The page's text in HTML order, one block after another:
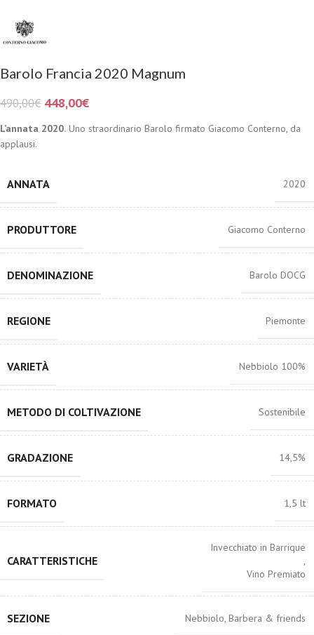
Barolo Francia 2020 Magnum
490,00€ 448,00€
L’annata 2020. Uno straordinario Barolo firmato Giacomo Conterno, da
applausi.
ANNATA 2020
PRODUTTORE Giacomo Conterno
DENOMINAZIONE Barolo DOCG
REGIONE Piemonte
VARIETÀ Nebbiolo 100%
METODO DI COLTIVAZIONE Sostenibile
GRADAZIONE 14,5%
FORMATO 1,5 lt
CARATTERISTICHE
Invecchiato in Barrique
,
Vino Premiato
SEZIONE Nebbiolo, Barbera & friends